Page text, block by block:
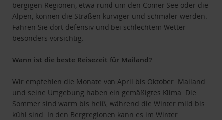
bergigen Regionen, etwa rund um den Comer See oder die
Alpen, können die Straßen kurviger und schmaler werden.
Fahren Sie dort defensiv und bei schlechtem Wetter
besonders vorsichtig.
Wann ist die beste Reisezeit für Mailand?
Wir empfehlen die Monate von April bis Oktober. Mailand
und seine Umgebung haben ein gemäßigtes Klima. Die
Sommer sind warm bis heiß, während die Winter mild bis
kühl sind. In den Bergregionen kann es im Winter